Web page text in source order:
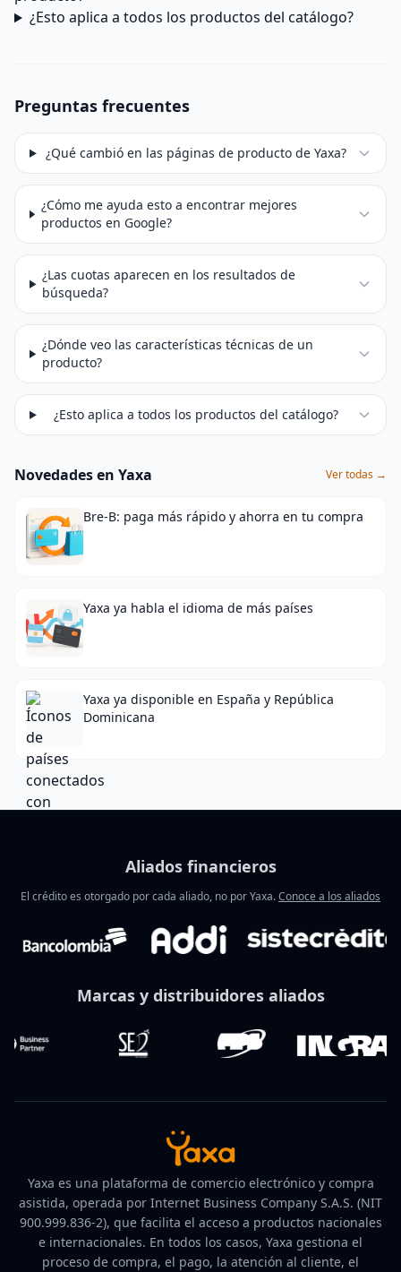
¿Esto aplica a todos los productos del catálogo?
Preguntas frecuentes
¿Qué cambió en las páginas de producto de Yaxa?
¿Cómo me ayuda esto a encontrar mejores
productos en Google?
¿Las cuotas aparecen en los resultados de
búsqueda?
¿Dónde veo las características técnicas de un
producto?
¿Esto aplica a todos los productos del catálogo?
Novedades en Yaxa Ver todas →
Bre-B: paga más rápido y ahorra en tu compra
Yaxa ya habla el idioma de más países
Yaxa ya disponible en España y República
Dominicana
Aliados financieros
El crédito es otorgado por cada aliado, no por Yaxa.Conoce a los aliados
Marcas y distribuidores aliados
Yaxa es una plataforma de comercio electrónico y compra
asistida, operada por Internet Business Company S.A.S. (NIT
900.999.836-2), que facilita el acceso a productos nacionales
e internacionales. En todos los casos, Yaxa gestiona el
proceso de compra, el pago, la atención al cliente, el